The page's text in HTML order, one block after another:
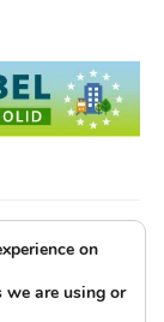
Cookies
on
we are using or